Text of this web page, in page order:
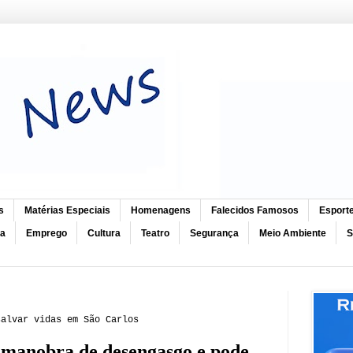
Matérias Especiais Homenagens Falecidos Famosos
Emprego Cultura Teatro Segurança Meio Ambiente
vidas em São Carlos